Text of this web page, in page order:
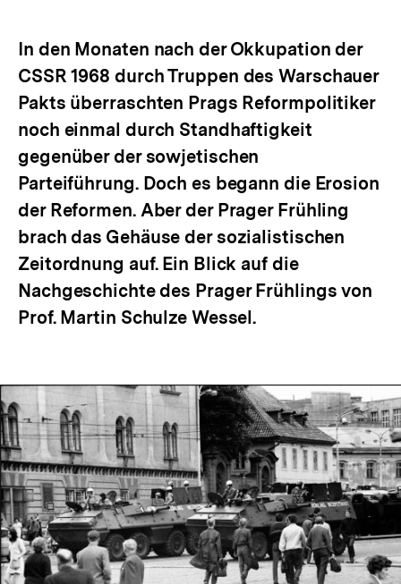
In den Monaten nach der Okkupation der
CSSR 1968 durch Truppen des Warschauer
Pakts überraschten Prags Reformpolitiker
noch einmal durch Standhaftigkeit
gegenüber der sowjetischen
Parteiführung. Doch es begann die Erosion
der Reformen. Aber der Prager Frühling
brach das Gehäuse der sozialistischen
Zeitordnung auf. Ein Blick auf die
Nachgeschichte des Prager Frühlings von
Prof. Martin Schulze Wessel.